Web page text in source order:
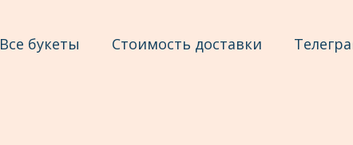
Все букеты Стоимость доставки